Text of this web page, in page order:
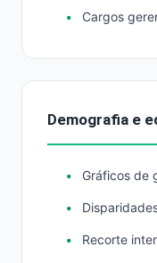
Cargos
Demografia e
Gráficos de
Recorte